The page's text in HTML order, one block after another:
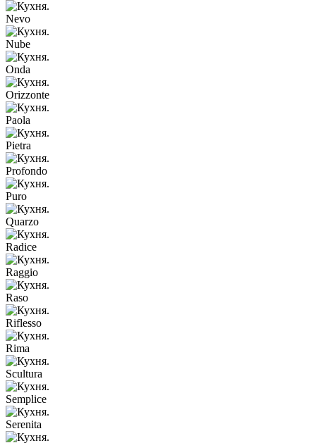
Nevo
Nube
Onda
Orizzonte
Paola
Pietra
Profondo
Puro
Quarzo
Radice
Raggio
Raso
Riflesso
Rima
Scultura
Semplice
Serenita